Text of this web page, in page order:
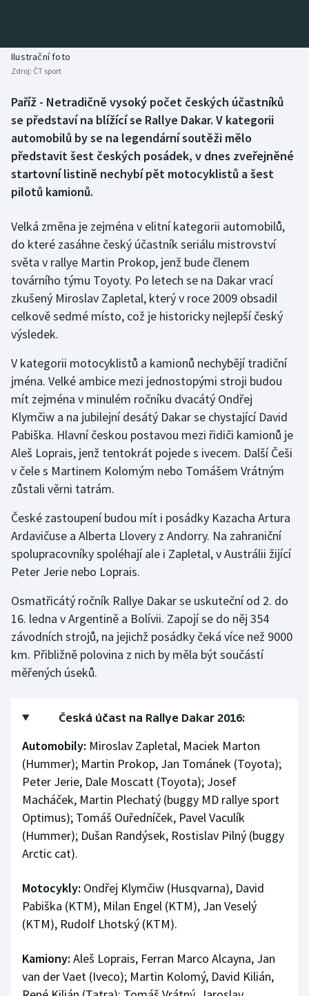
Biatlon
Boby a skeleton
Box
Curling
Florbal
Futsal
Golf
Gymnastika
Házená
Jezdectví
Judo
Krasobruslení
Lyže a snowboard
Moderní pětiboj
Motorsport
Olympijské hry
Parasport
Plážový volejbal
Ragby
Rychlobruslení
Rychlostní kanoistika
Sportovní střelba
Triatlon
Aplikace ČT sport
AZ kvíz
Ilustrační foto
Zdroj: ČT sport
Paříž - Netradičně vysoký počet českých účastníků
se představí na blížící se Rallye Dakar. V kategorii
automobilů by se na legendární soutěži mělo
představit šest českých posádek, v dnes zveřejněné
startovní listině nechybí pět motocyklistů a šest
pilotů kamionů.
Velká změna je zejména v elitní kategorii automobilů,
do které zasáhne český účastník seriálu mistrovství
světa v rallye Martin Prokop, jenž bude členem
továrního týmu Toyoty. Po letech se na Dakar vrací
zkušený Miroslav Zapletal, který v roce 2009 obsadil
celkově sedmé místo, což je historicky nejlepší český
výsledek.
V kategorii motocyklistů a kamionů nechybějí tradiční
jména. Velké ambice mezi jednostopými stroji budou
mít zejména v minulém ročníku dvacátý Ondřej
Klymčiw a na jubilejní desátý Dakar se chystající David
Pabiška. Hlavní českou postavou mezi řidiči kamionů je
Aleš Loprais, jenž tentokrát pojede s ivecem. Další Češi
v čele s Martinem Kolomým nebo Tomášem Vrátným
zůstali věrni tatrám.
České zastoupení budou mít i posádky Kazacha Artura
Ardavičuse a Alberta Llovery z Andorry. Na zahraniční
spolupracovníky spoléhají ale i Zapletal, v Austrálii žijící
Peter Jerie nebo Loprais.
Osmatřicátý ročník Rallye Dakar se uskuteční od 2. do
16. ledna v Argentině a Bolívii. Zapojí se do něj 354
závodních strojů, na jejichž posádky čeká více než 9000
km. Přibližně polovina z nich by měla být součástí
měřených úseků.
Česká účast na Rallye Dakar 2016:
Automobily: Miroslav Zapletal, Maciek Marton
(Hummer); Martin Prokop, Jan Tománek (Toyota);
Peter Jerie, Dale Moscatt (Toyota); Josef
Macháček, Martin Plechatý (buggy MD rallye sport
Optimus); Tomáš Ouředníček, Pavel Vaculík
(Hummer); Dušan Randýsek, Rostislav Pilný (buggy
Arctic cat).
Motocykly: Ondřej Klymčiw (Husqvarna), David
Pabiška (KTM), Milan Engel (KTM), Jan Veselý
(KTM), Rudolf Lhotský (KTM).
Kamiony: Aleš Loprais, Ferran Marco Alcayna, Jan
van der Vaet (Iveco); Martin Kolomý, David Kilián,